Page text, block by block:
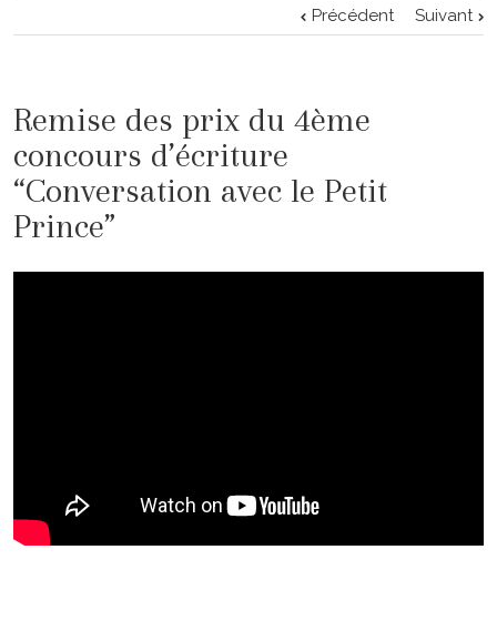
Précédent Suivant
Remise des prix du 4ème
concours d’écriture
“Conversation avec le Petit
Prince”